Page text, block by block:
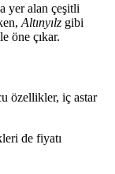
yer alan çeşitli
Altınyılz gibi
öne çıkar.
özellikler, iç astar
de fiyatı